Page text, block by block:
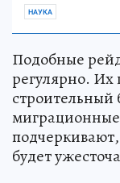
НАУКА
Подобные
регулярно. Их
строительный
миграционные
будет